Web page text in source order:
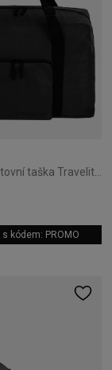
Skládací cestovní taška Travelite 44 cm – černá
s kódem: PROMO